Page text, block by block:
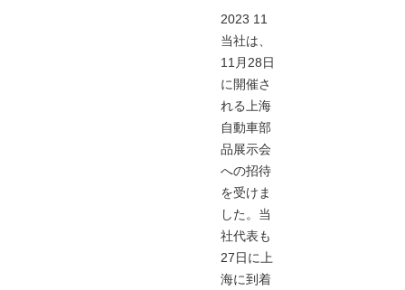
2023 11
当社は、
11月28日
に開催さ
れる上海
自動車部
品展示会
への招待
を受けま
した。当
社代表も
27日に上
海に到着